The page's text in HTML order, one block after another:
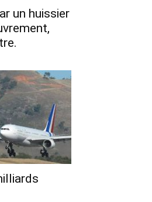
un huissier